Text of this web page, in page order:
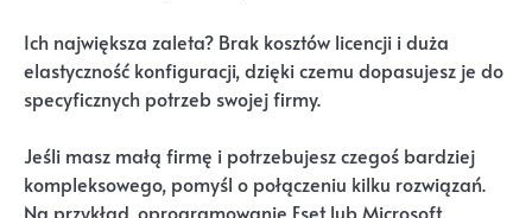
Ich największa zaleta? Brak kosztów licencji i duża
elastyczność konfiguracji, dzięki czemu dopasujesz je do
specyficznych potrzeb swojej firmy.
Jeśli masz małą firmę i potrzebujesz czegoś bardziej
kompleksowego, pomyśl o połączeniu kilku rozwiązań.